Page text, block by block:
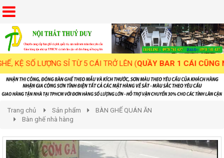
LƯỢNG SỈ TỪ 5 CÁI TRỞ LÊN (QUẦY BAR 1 CÁI CŨNG NHẬN )
Trang chủ Sản phẩm
BÀN GHẾ QUÁN ĂN
Bàn ghế nhà hàng